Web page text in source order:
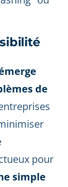
de
pour
simple